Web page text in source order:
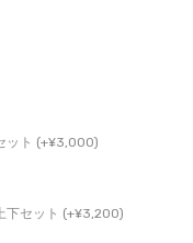
ット (+¥3,000)
下セット (+¥3,200)